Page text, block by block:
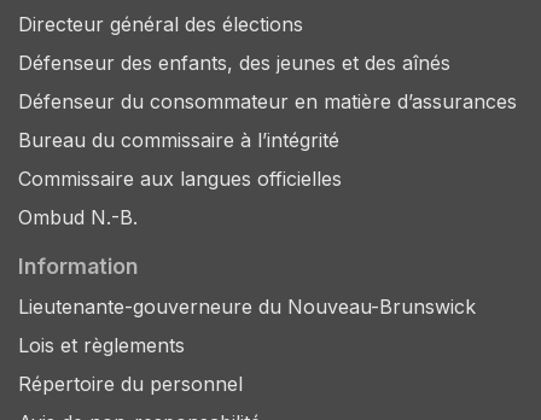
Directeur général des élections
Défenseur des enfants, des jeunes et des aînés
Défenseur du consommateur en matière d’assurances
Bureau du commissaire à l’intégrité
Commissaire aux langues officielles
Ombud N.-B.
Information
Lieutenante-gouverneure du Nouveau-Brunswick
Lois et règlements
Répertoire du personnel